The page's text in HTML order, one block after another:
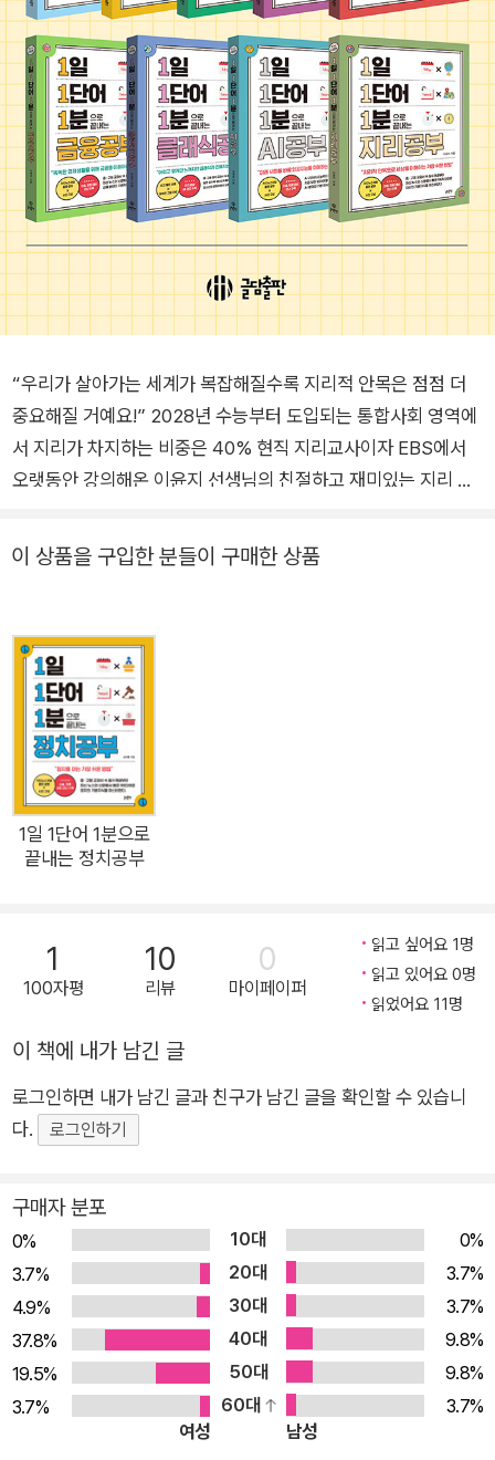
“우리가 살아가는 세계가 복잡해질수록 지리적 안목은 점점 더
중요해질 거예요!” 2028년 수능부터 도입되는 통합사회 영역에
서 지리가 차지하는 비중은 40% 현직 지리교사이자 EBS에서
오랫동안 강의해온 이윤지 선생님의 친절하고 재미있는 지리 수
어 1분으로 끝내는 지리공부』는 지리를 이해하기 위한 필수 핵심
이나 산과 강의 이름을 외우는 것만을 지리 공부라 생각할 수 있
지만, 지리는 겉으로 드러나 있는 모든 지리적 정보를 바탕으로
장소, 문화, 사람을 연구하는 학문이다. 따라서 지리적 안목을 키
우면 복잡하게 얽히고설킨 세계를 이해하는 데에도 중요한 도구
로 활용할 수 있다. 또한 2028년도 수능부터 선택과목이 폐지되
고 통합사회 영역이 신설됨에 따라 이중 높은 비중을 차지할 지리
과목에 대한 관심도 점점 높아지고 있다. 저자 이윤지 선생님은
현직 지리교사이자 EBS에서 오랫동안 강의를 해온 경험을 바탕
이스 같은 스포츠용품 브랜드 이름과 빙하 지형, 카타르 월드컵과
탄소중립, 맥도날드의 감자튀김과 기업의 공간적 분업 등 일상 속
지리 개념을 우리 삶 가까이로 끌어와 독자들이 좀더 친숙하게 느
끼고 받아들일 수 있게 했다. 지형과 기후는 물론이고, ‘이것도 지
리와 관련이 있다고?’라고 생각할 만한 주제까지 폭넓게 담겨 있
어 하나씩 읽다 보면 자연스럽게 지리를 이해하기 위한 기본 개념
있으면 길찾기도 쉽고 세계 어디든 쉽게 정보를 찾을 수 있는데
왜 어렵고 복잡한 지리 공부를 해야 하나요?” 세계가 복잡해질수
록 지리적 사고와 안목은 점점 더 중요해질 거예요! 흔히 지리 공
부라고 하면 지도 읽는 법을 배우거나 지역별 기후 특성을 파악하
고 세계 여러 나라의 각기 다른 지리적 여건을 살펴보는 정도로만
생각할 수 있다. 하지만 지리는 당장 눈앞에 펼쳐진 정보들을 익
히는 데 그치는 것이 아니라 그 같은 정보들을 모으고 분석함으로
써 인간의 활동과 관련한 자연적, 인문학적 현상을 연구하는 학문
이 상품을 구입한 분들이 구매한 상품
1일 1단어 1분으로
끝내는 정치공부
1
100자평
10
리뷰
0
마이페이퍼
읽고 싶어요 1명
읽고 있어요 0명
읽었어요 11명
이 책에 내가 남긴 글
로그인하면 내가 남긴 글과 친구가 남긴 글을 확인할 수 있습니
다.
로그인하기
구매자 분포
0% 10대
0%
3.7%
20대
3.7%
4.9%
30대
3.7%
37.8%
40대
9.8%
19.5%
50대
9.8%
3.7%
60대
3.7%
여성
남성